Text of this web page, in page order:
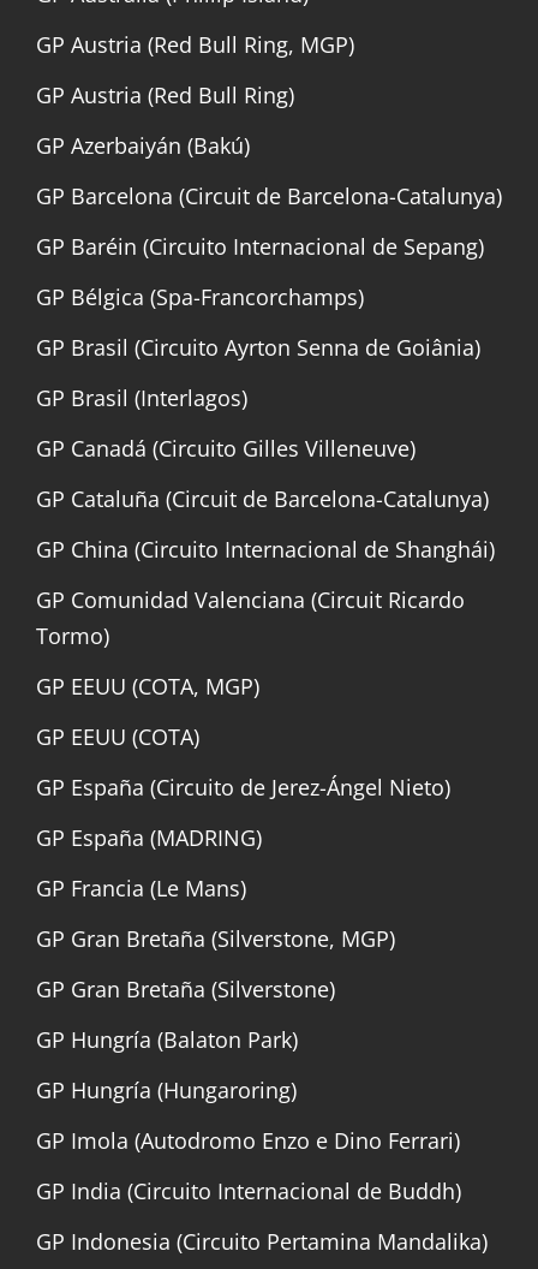
GP Austria (Red Bull Ring, MGP)
GP Austria (Red Bull Ring)
GP Azerbaiyán (Bakú)
GP Barcelona (Circuit de Barcelona-Catalunya)
GP Baréin (Circuito Internacional de Sepang)
GP Bélgica (Spa-Francorchamps)
GP Brasil (Circuito Ayrton Senna de Goiânia)
GP Brasil (Interlagos)
GP Canadá (Circuito Gilles Villeneuve)
GP Cataluña (Circuit de Barcelona-Catalunya)
GP China (Circuito Internacional de Shanghái)
GP Comunidad Valenciana (Circuit Ricardo
Tormo)
GP EEUU (COTA, MGP)
GP EEUU (COTA)
GP España (Circuito de Jerez-Ángel Nieto)
GP España (MADRING)
GP Francia (Le Mans)
GP Gran Bretaña (Silverstone, MGP)
GP Gran Bretaña (Silverstone)
GP Hungría (Balaton Park)
GP Hungría (Hungaroring)
GP Imola (Autodromo Enzo e Dino Ferrari)
GP India (Circuito Internacional de Buddh)
GP Indonesia (Circuito Pertamina Mandalika)